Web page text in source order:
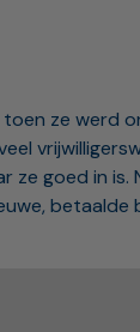
ze werd
ze goed in is.
betaalde